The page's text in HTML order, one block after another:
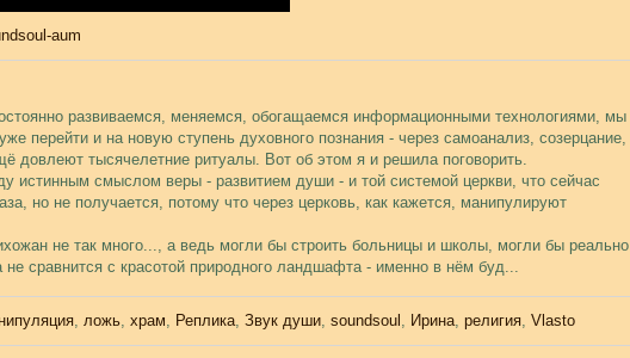
aum
развиваемся, меняемся, обогащаемся информационными технологиями, мы
перейти и на новую ступень духовного познания - через самоанализ, созерцание,
довлеют тысячелетние ритуалы. Вот об этом я и решила поговорить.
истинным смыслом веры - развитием души - и той системой церкви, что сейчас
но не получается, потому что через церковь, как кажется, манипулируют
не так много..., а ведь могли бы строить больницы и школы, могли бы реально
не сравнится с красотой природного ландшафта - именно в нём буд...
, ложь, храм, Реплика, Звук души, soundsoul , Ирина, религия, Vlasto